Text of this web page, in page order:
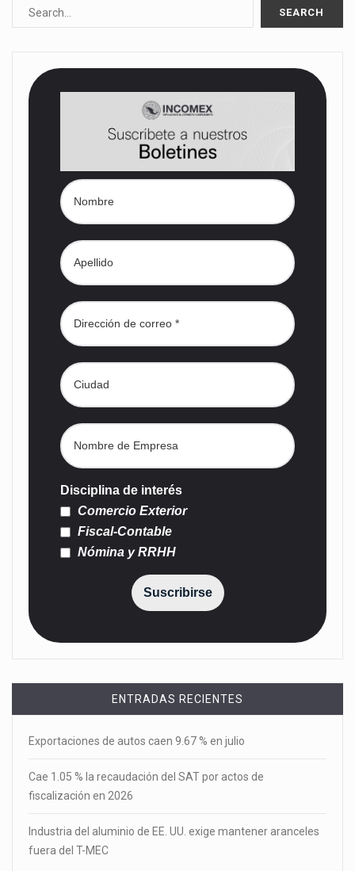
Disciplina de interés
Comercio Exterior
Fiscal-Contable
Nómina y RRHH
Suscribirse
ENTRADAS RECIENTES
Exportaciones de autos caen 9.67 % en julio
Cae 1.05 % la recaudación del SAT por actos de
fiscalización en 2026
Industria del aluminio de EE. UU. exige mantener aranceles
fuera del T-MEC